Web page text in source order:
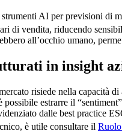
AI per previsioni di
di vendita, riducendo
all’occhio umano,
in insight
risiede nella capacità
estrarre il
dalle best practice
è utile consultare il